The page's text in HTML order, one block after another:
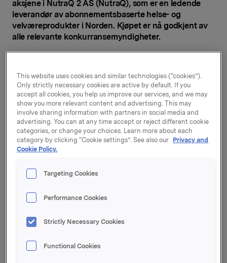
aksjene i NutraQ 2 AS (NutraQ), som er en ledende
leverandør av abonnementsbaserte helse- og
velværeprodukter i Norden. Kjøpet er nå godkjent av
alle relevante konkurransemyndigheter.
- Dette kjøpet vil gi Orkla spennende vekstmuligheter.
Både helsekategorien og salg direkte til konsument er
i vekst. Jeg er imponert over hvordan NutraQ har
benyttet abonnementsløsninger for å nå forbrukere
direkte i deres egne hjem. Vi vil utvikle NutraQs sterke
konsepter videre og samtidig se på nye muligheter for
direktesalg til forbruker, sier Orklas konsernsjef Jaan
gang også etablert seg i Danmark, Finland og Sverige,
Nederland og Polen. De fire nordiske landene står for
om lag 90 prosent av omsetningen. Selskapet har
ca.170 ansatte og hovedkontor i Oslo, Norge. NutraQ
har i dag ca. 410 000 aktive abonnement og har
This website uses cookies and similar technologies (“cookies”).
Only strictly necessary cookies are active by default. If you
accept all cookies, you help us improve our services, and we may
show you more relevant content and advertising. This may
involve sharing information with partners in social media and
advertising. You can at any time accept or reject different cookie
categories, or change your choices. Learn more about each
category by clicking “Cookie settings”. See also our Privacy and
Cookie Policy.
Targeting Cookies
Performance Cookies
Strictly Necessary Cookies
Functional Cookies